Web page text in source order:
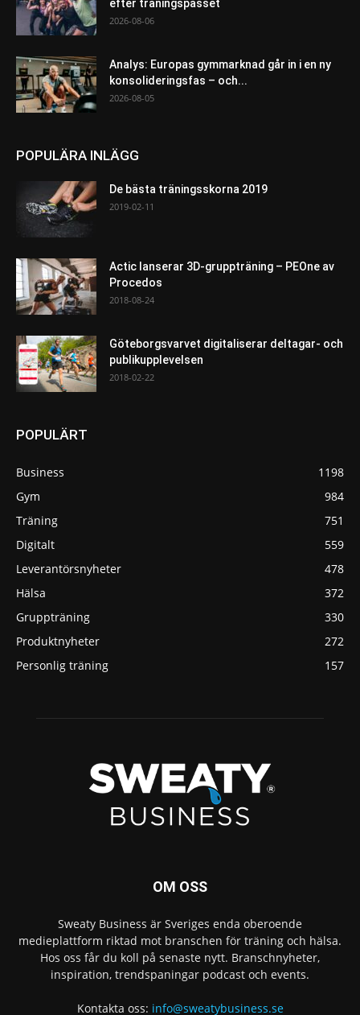
efter träningspasset
2026-08-06
Analys: Europas gymmarknad går in i en ny
konsolideringsfas – och...
2026-08-05
POPULÄRA INLÄGG
De bästa träningsskorna 2019
2019-02-11
Actic lanserar 3D-gruppträning – PEOne av
Procedos
2018-08-24
Göteborgsvarvet digitaliserar deltagar- och
publikupplevelsen
2018-02-22
POPULÄRT
Business
1198
Gym
984
Träning
751
Digitalt
559
Leverantörsnyheter
478
Hälsa
372
Gruppträning
330
Produktnyheter
272
Personlig träning
157
OM OSS
Sweaty Business är Sveriges enda oberoende
medieplattform riktad mot branschen för träning och hälsa.
Hos oss får du koll på senaste nytt. Branschnyheter,
inspiration, trendspaningar podcast och events.
Kontakta oss: info@sweatybusiness.se